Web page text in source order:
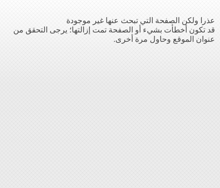
عذرا ولكن الصفحة التي تبحث عنها غير موجودة
قد تكون أخطأت بشيء أو الصفحة تمت إزالتها؛ يرجى التحقق من
عنوان الموقع وحاول مرة أخرى.